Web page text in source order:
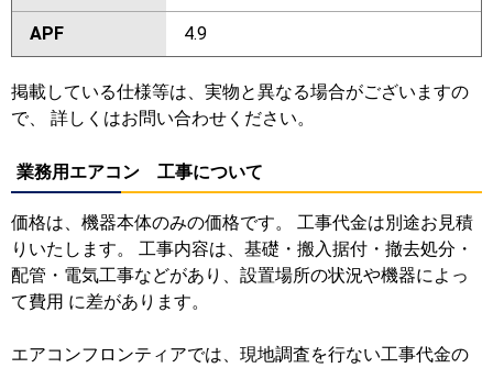
APF 4.9
掲載している仕様等は、実物と異なる場合がございますの
で、 詳しくはお問い合わせください。
業務用エアコン 工事について
価格は、機器本体のみの価格です。 工事代金は別途お見積
りいたします。 工事内容は、基礎・搬入据付・撤去処分・
配管・電気工事などがあり、設置場所の状況や機器によっ
て費用 に差があります。
エアコンフロンティアでは、現地調査を行ない工事代金の